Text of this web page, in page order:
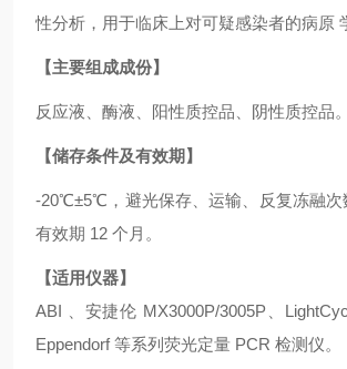
性分析，用于临床上对可疑感染者的病原
【主要组成成份】
反应液、酶液、阳性质控品、阴性质控品。
【储存条件及有效期】
-20℃±5℃，避光保存、运输、反复冻融次
有效期 12 个月。
【适用仪器】
ABI 、安捷伦 MX3000P/3005P、
Eppendorf 等系列荧光定量 PCR 检测仪。